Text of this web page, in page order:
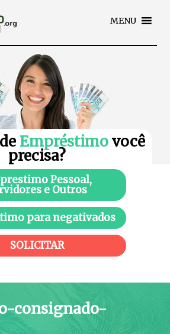
MENU
Empréstimovocê
precisa?
Pessoal,
e Outros
para negativados
SOLICITAR
consignado-